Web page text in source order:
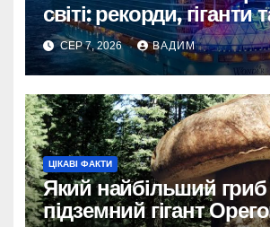
світі: рекорди,
вимірювання
СЕР 7, 2026 ВАДИМ
ЦІКАВІ ФАКТИ
Який найбільший гриб
підземний гігант